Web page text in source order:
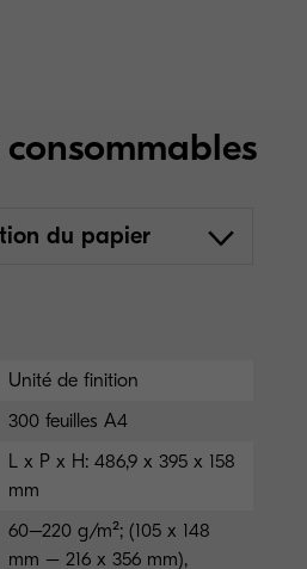
du papier
Unité de finition
300 feuilles A4
L x P x H: 486,9 x 395 x 158
mm
60–220 g/m²; (105 x 148
mm – 216 x 356 mm),